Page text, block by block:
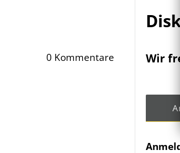
0 Kommentare Wir